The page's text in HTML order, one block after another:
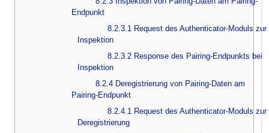
Endpunkt
8.2.3.1 Request des Authenticator-Moduls zur
Inspektion
8.2.3.2 Response des Pairing-Endpunkts bei
Inspektion
8.2.4 Deregistrierung von Pairing-Daten am
Pairing-Endpunkt
8.2.4.1 Request des Authenticator-Moduls zur
Deregistrierung